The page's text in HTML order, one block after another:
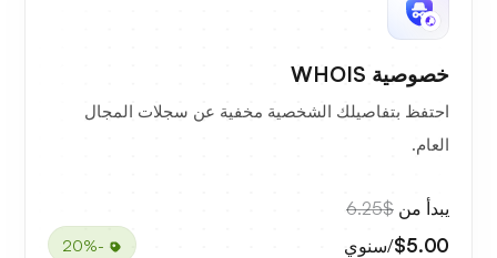
خصوصية WHOIS
احتفظ بتفاصيلك الشخصية مخفية عن سجلات المجال
العام.
يبدأ من $6.25
$5.00/سنوي -20%